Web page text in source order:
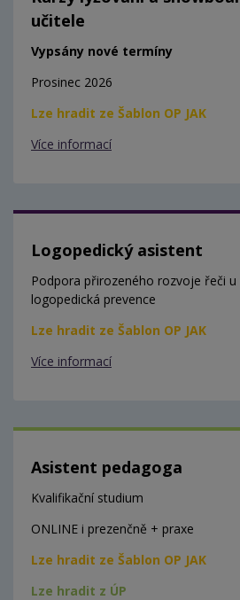
učitele
Vypsány nové termíny
Prosinec 2026
Lze hradit ze Šablon OP JAK
Více informací
Logopedický asistent
Podpora přirozeného rozvoje řeči
logopedická prevence
Lze hradit ze Šablon OP JAK
Více informací
Asistent pedagoga
Kvalifikační studium
ONLINE i prezenčně + praxe
Lze hradit ze Šablon OP JAK
Lze hradit z ÚP